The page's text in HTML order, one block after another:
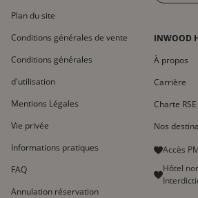
Plan du site
Conditions générales de vente
Conditions générales
d'utilisation
Mentions Légales
Vie privée
Informations pratiques
FAQ
Annulation réservation
Italiano
INWOOD
À propos
Carrière
Charte RSE
Nos
Accès
Hôtel